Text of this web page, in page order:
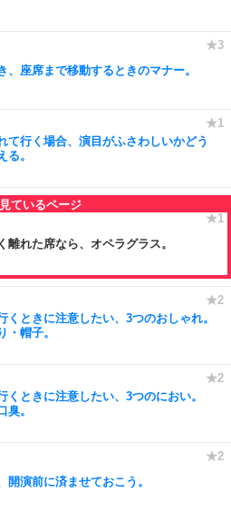
、座席まで移動するときのマナー。
て行く場合、演目がふさわしいかどう
る。
離れた席なら、オペラグラス。
くときに注意したい、3つのおしゃれ。
・帽子。
くときに注意したい、3つのにおい。
臭。
開演前に済ませておこう。